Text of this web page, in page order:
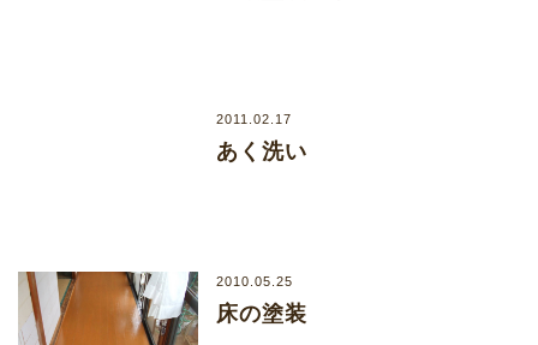
2011.02.17
あく洗い
2010.05.25
床の塗装